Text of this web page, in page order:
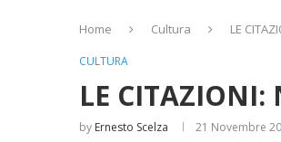
Home Cultura LE
CULTURA
LE
by Ernesto Scelza 21 Novembre